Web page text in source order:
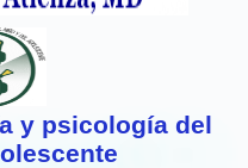
y psicología del